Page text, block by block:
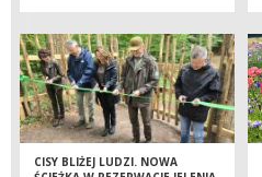
CISY BLIŻEJ LUDZI. NOWA